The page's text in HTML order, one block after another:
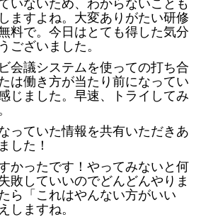
いないため、わからないことも
ますよね。大変ありがたい研修
料で。今日はとても得した気分
ございました。
会議システムを使っての打ち合
は働き方が当たり前になってい
じました。早速、トライしてみ
っていた情報を共有いただきあ
した！
かったです！やってみないと何
敗していいのでどんどんやりま
ら「これはやんない方がいい
しますね。